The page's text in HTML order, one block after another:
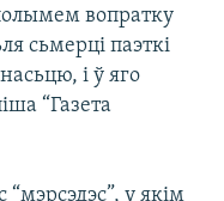
вопратку
сьмерці паэткі
і ў яго
“Газета
“мэрсэдэс”, у якім